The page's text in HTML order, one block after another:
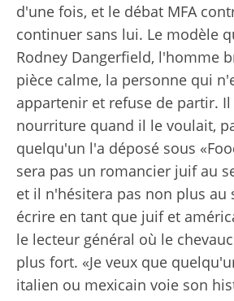
d'une fois, et le débat MFA
continuer sans lui. Le modèle
Rodney Dangerfield, l'homme
pièce calme, la personne qui
appartenir et refuse de partir.
nourriture quand il le voulait,
quelqu'un l'a déposé sous
sera pas un romancier juif au
et il n'hésitera pas non plus au
écrire en tant que juif et
le lecteur général où le
plus fort. «Je veux que
italien ou mexicain voie son